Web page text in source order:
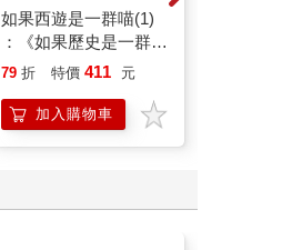
如果西遊是一群喵(1)
：《如果歷史是一群
喵》作者最新力作，附
79 折 特價 411 元
加入購物車